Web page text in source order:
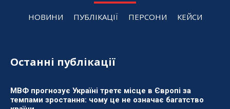
НОВИНИ ПУБЛІКАЦІЇ ПЕРСОНИ КЕЙСИ
Останні публікації
МВФ прогнозує Україні третє місце в Європі за
темпами зростання: чому це не означає багатство